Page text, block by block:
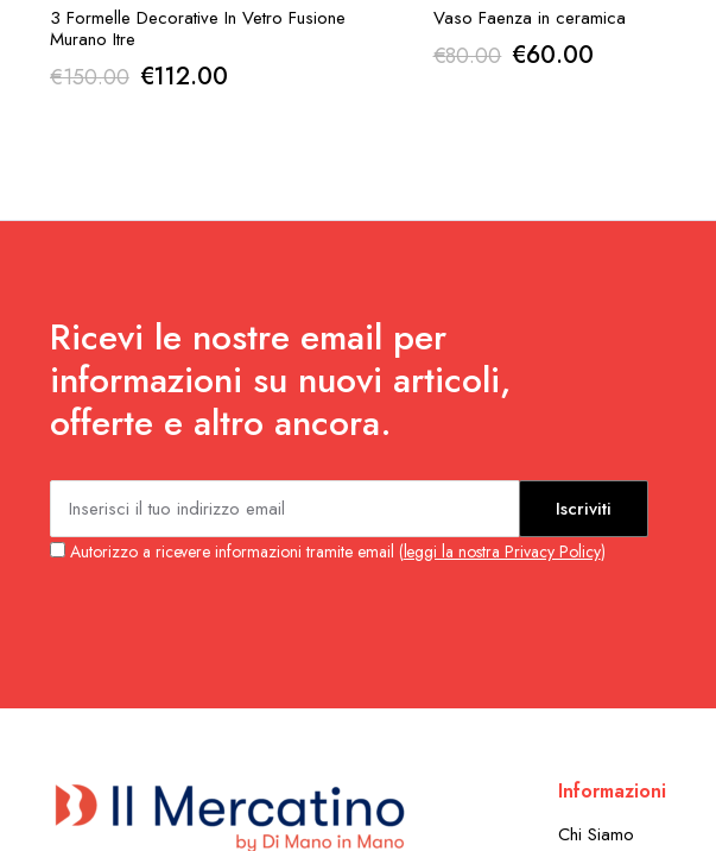
AGGIUNGI ALLA RICHIESTA
3 Formelle Decorative In Vetro Fusione
Murano Itre
€150.00 Il
€150.00.
€112.00Il
€112.00.
AGGIUNGI ALLA RICHIESTA
Vaso Faenza in ceramica
€80.00 Il
€60.00
Ricevi le nostre email per
informazioni su nuovi articoli,
offerte e altro ancora.
Iscriviti
Autorizzo a ricevere informazioni tramite email (leggi la nostra Privacy Policy)
Informazioni
Chi Siamo